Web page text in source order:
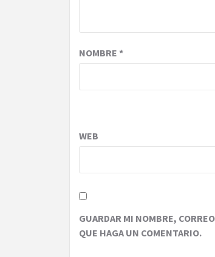
NOMBRE *
WEB
GUARDAR MI NOMBRE,
QUE HAGA UN COMENTARIO.